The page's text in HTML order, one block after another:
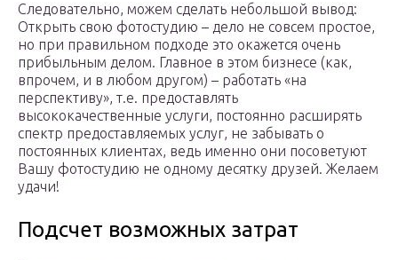
Следовательно, можем сделать небольшой вывод:
Открыть свою фотостудию – дело не совсем простое,
но при правильном подходе это окажется очень
прибыльным делом. Главное в этом бизнесе (как,
впрочем, и в любом другом) – работать «на
перспективу», т.е. предоставлять
высококачественные услуги, постоянно расширять
спектр предоставляемых услуг, не забывать о
постоянных клиентах, ведь именно они посоветуют
Вашу фотостудию не одному десятку друзей. Желаем
удачи!
Подсчет возможных затрат